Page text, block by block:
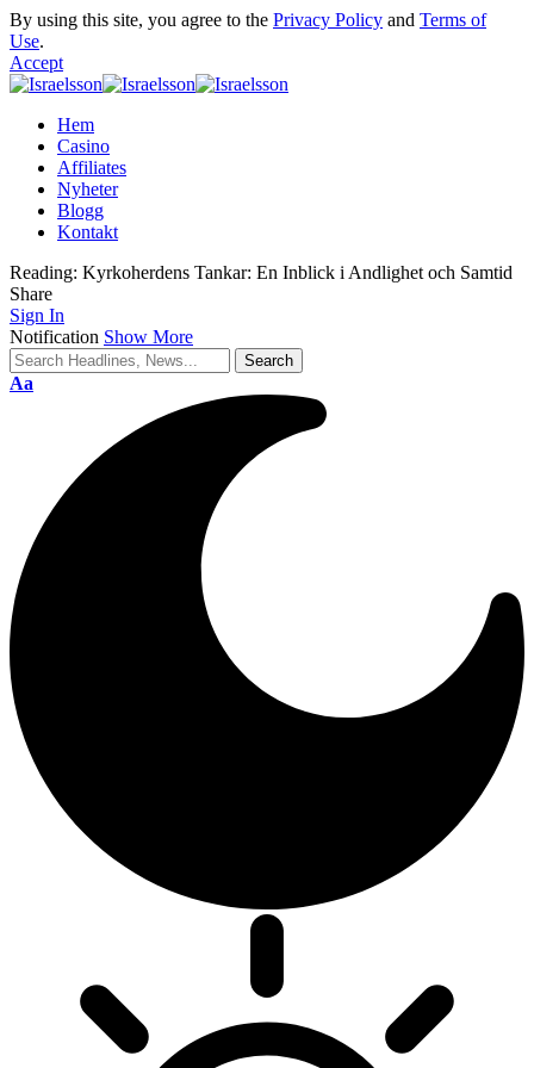
By using this site, you agree to the Privacy Policy and Terms of
Use.
Accept
Hem
Casino
Affiliates
Nyheter
Blogg
Kontakt
Reading: Kyrkoherdens Tankar: En Inblick i Andlighet och Samtid
Share
Sign In
Notification Show More
Aa